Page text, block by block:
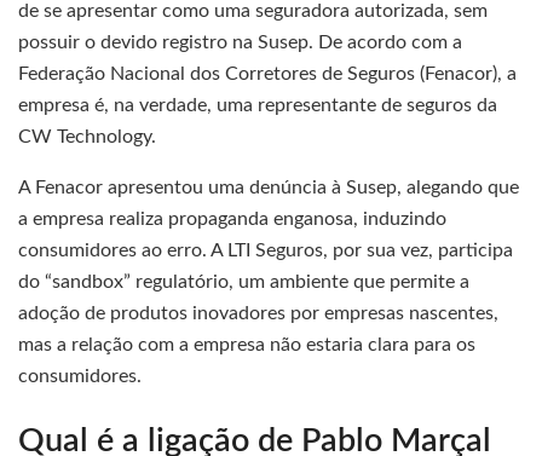
de se apresentar como uma seguradora autorizada, sem
possuir o devido registro na Susep. De acordo com a
Federação Nacional dos Corretores de Seguros (Fenacor), a
empresa é, na verdade, uma representante de seguros da
CW Technology.
A Fenacor apresentou uma denúncia à Susep, alegando que
a empresa realiza propaganda enganosa, induzindo
consumidores ao erro. A LTI Seguros, por sua vez, participa
do “sandbox” regulatório, um ambiente que permite a
adoção de produtos inovadores por empresas nascentes,
mas a relação com a empresa não estaria clara para os
consumidores.
Qual é a ligação de Pablo Marçal